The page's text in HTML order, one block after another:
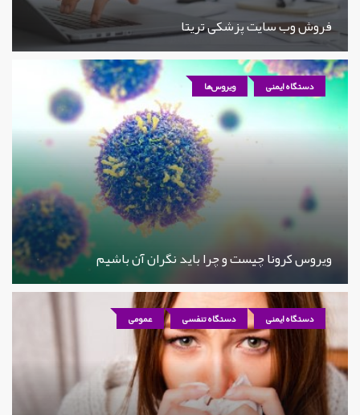
فروش وب سایت پزشکی تریتا
دستگاه ایمنی ویروس‌ها
ویروس کرونا چیست و چرا باید نگران آن باشیم
دستگاه ایمنی دستگاه تنفسی عمومی